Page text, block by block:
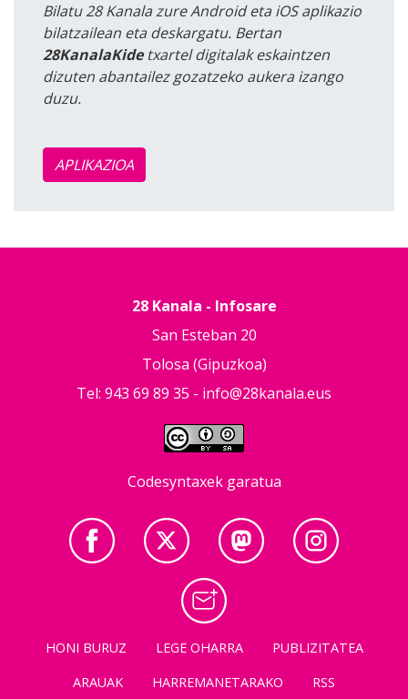
Bilatu 28 Kanala zure Android eta iOS aplikazio
bilatzailean eta deskargatu. Bertan
28KanalaKidetxartel digitalak eskaintzen
dizuten abantailez gozatzeko aukera izango
duzu.
APLIKAZIOA
28 Kanala - Infosare
San Esteban 20
Tolosa (Gipuzkoa)
Tel: 943 69 89 35 - info@28kanala.eus
Codesyntaxek garatua
HONI BURUZ LEGE OHARRA
PUBLIZITATEA
ARAUAK
HARREMANETARAKO RSS